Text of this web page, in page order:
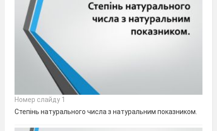
Номер слайду 1
Степінь натурального числа з натуральним показником.